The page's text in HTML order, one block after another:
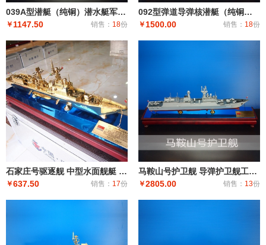
039A型潜艇（纯铜）潜水艇军舰|潜水船|中型或小型（袖珍潜艇、潜水器）和水下自动机械装置
￥ 1147.50 销售： 18份
092型弹道导弹核潜艇（纯铜）潜艇潜水艇军舰|潜水船|中型或小型（袖珍潜艇、潜水器）和水下自动机械装
￥ 1500.00 销售： 18份
石家庄号驱逐舰 中型水面舰艇 军事海军舰艇模型 工艺船航模纪念摆件展览收藏品送
￥637.50 销售： 17份
马鞍山号护卫舰 导弹护卫舰工艺船航模纪念摆件展览收藏品送礼
￥2805.00 销售： 13份